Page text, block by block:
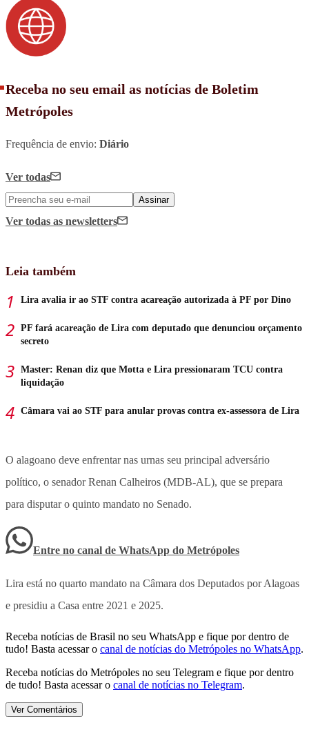
Receba no seu email as notícias de Boletim
Metrópoles
Frequência de envio: Diário
Ver todas
Assinar
Ver todas as newsletters
Leia também
Lira avalia ir ao STF contra acareação autorizada à PF por Dino
PF fará acareação de Lira com deputado que denunciou orçamento
secreto
Master: Renan diz que Motta e Lira pressionaram TCU contra
liquidação
Câmara vai ao STF para anular provas contra ex-assessora de Lira
O alagoano deve enfrentar nas urnas seu principal adversário
político, o senador Renan Calheiros (MDB-AL), que se prepara
para disputar o quinto mandato no Senado.
Entre no canal de WhatsApp do Metrópoles
Lira está no quarto mandato na Câmara dos Deputados por Alagoas
e presidiu a Casa entre 2021 e 2025.
Receba notícias de Brasil no seu WhatsApp e fique por dentro de
tudo! Basta acessar o canal de notícias do Metrópoles no WhatsApp.
Receba notícias do Metrópoles no seu Telegram e fique por dentro
de tudo! Basta acessar o canal de notícias no Telegram.
Ver Comentários